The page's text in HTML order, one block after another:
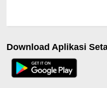
Download Aplikasi